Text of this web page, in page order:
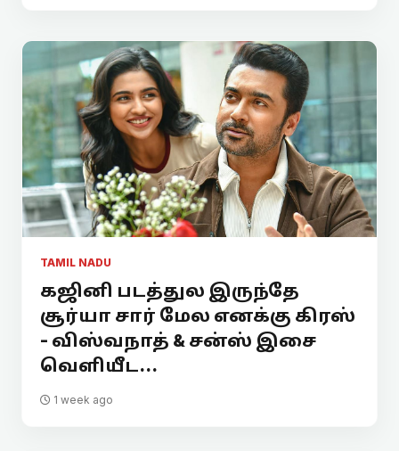
TAMIL NADU
கஜினி படத்துல இருந்தே
சூர்யா சார் மேல எனக்கு கிரஸ்
- விஸ்வநாத் & சன்ஸ் இசை
வெளியீட...
1 week ago